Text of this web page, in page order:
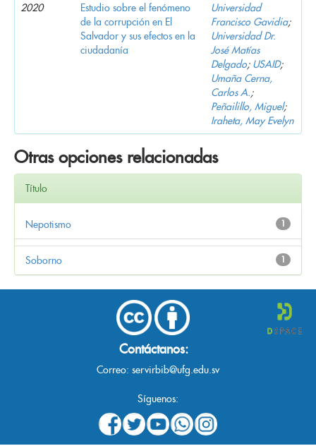
2020
Estudio sobre el fenómeno
de la corrupción en El
Salvador y sus efectos en la
ciudadanía
Universidad
Francisco Gavidia;
Universidad Dr.
José Matías
Delgado; USAID;
Umaña Cerna,
Carlos A.;
Peñailillo, Miguel;
Iraheta, May Evelyn
Otras opciones relacionadas
Título
1
Nepotismo
1
Soborno
Contáctanos:
Correo: servirbib@ufg.edu.sv
Síguenos: